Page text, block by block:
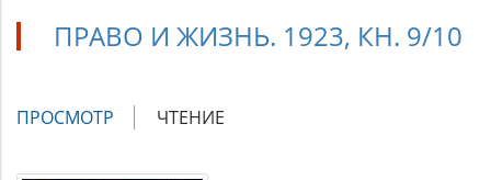
ПРАВО И ЖИЗНЬ. 1923, КН. 9/10
Главные
ПРОСМОТР (АКТИВНАЯ
ЧТЕНИЕ